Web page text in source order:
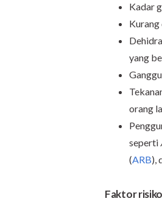
Kadar
Kurang
yang
orang
seperti
(ARB),
Faktor